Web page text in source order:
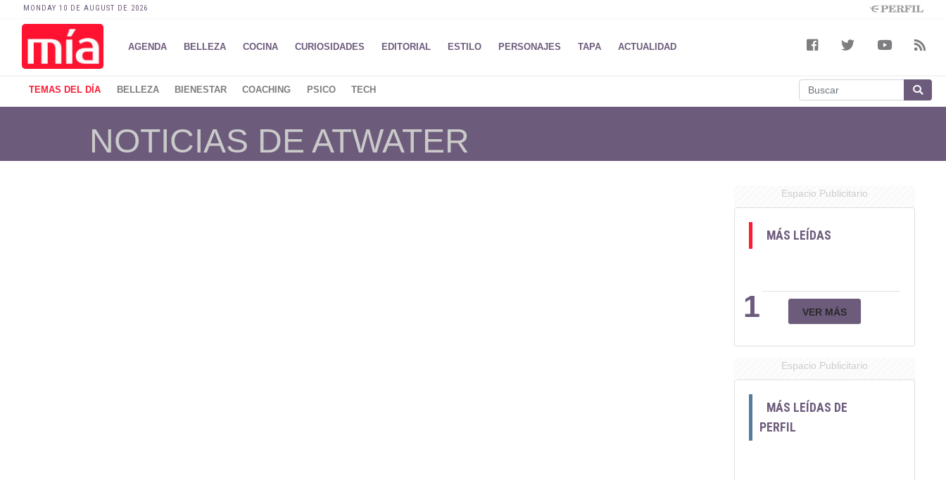
MONDAY 10 DE AUGUST DE 2026
AGENDA BELLEZA COCINA CURIOSIDADES EDITORIAL ESTILO PERSONAJES TAPA ACTUALIDAD
TEMAS DEL DÍA BELLEZA BIENESTAR COACHING PSICO TECH
NOTICIAS DE ATWATER
Espacio Publicitario
MÁS LEÍDAS
1 VER MÁS
Espacio Publicitario
MÁS LEÍDAS DE
PERFIL